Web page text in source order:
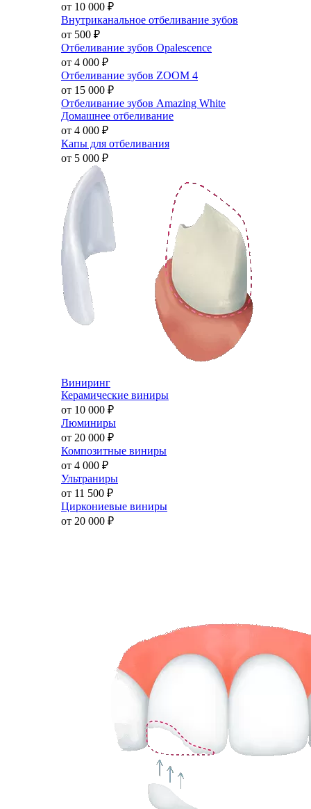
от 10 000 ₽
Внутриканальное отбеливание зубов
от 500 ₽
Отбеливание зубов Opalescence
от 4 000 ₽
Отбеливание зубов ZOOM 4
от 15 000 ₽
Отбеливание зубов Amazing White
Домашнее отбеливание
от 4 000 ₽
Капы для отбеливания
от 5 000 ₽
Виниринг
Керамические виниры
от 10 000 ₽
Люминиры
от 20 000 ₽
Композитные виниры
от 4 000 ₽
Ультраниры
от 11 500 ₽
Циркониевые виниры
от 20 000 ₽